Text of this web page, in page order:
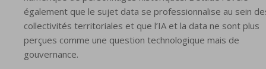
également que le sujet data se professionnalise au sein
collectivités territoriales et que l’IA et la data ne sont plus
perçues comme une question technologique mais de
gouvernance.